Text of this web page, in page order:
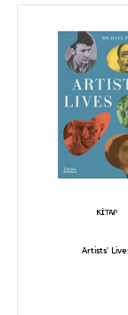
Artists'